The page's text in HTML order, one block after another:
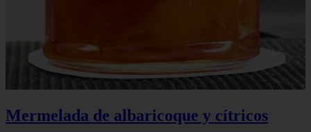
Mermelada de albaricoque y cítricos